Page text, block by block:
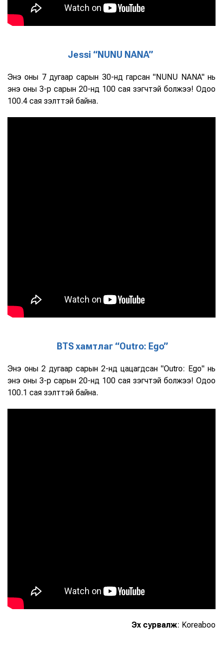
Jessi “NUNU NANA”
Энэ оны 7 дугаар сарын 30-нд гарсан "NUNU NANA" нь
энэ оны 3-р сарын 20-нд 100 сая үзэгчтэй болжээ! Одоо
100.4 сая үзэлттэй байна.
BTS хамтлаг “Outro: Ego”
Энэ оны 2 дугаар сарын 2-нд цацагдсан "Outro: Ego" нь
энэ оны 3-р сарын 20-нд 100 сая үзэгчтэй болжээ! Одоо
100.1 сая үзэлттэй байна.
Эх сурвалж: Koreaboo